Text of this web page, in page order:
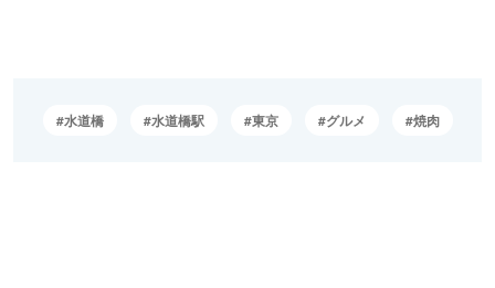
水道橋 水道橋駅 東京 グルメ 焼肉